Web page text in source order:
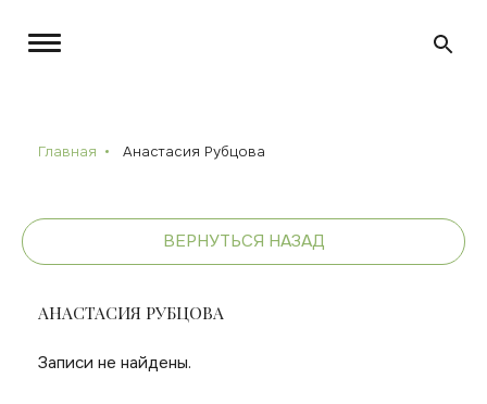
Главная Анастасия Рубцова
ВЕРНУТЬСЯ НАЗАД
АНАСТАСИЯ РУБЦОВА
Записи не найдены.